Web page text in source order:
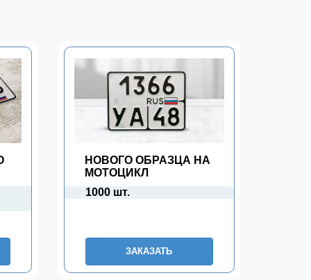
НОВОГО ОБРАЗЦА НА
МОТОЦИКЛ
1000 шт.
ЗАКАЗАТЬ